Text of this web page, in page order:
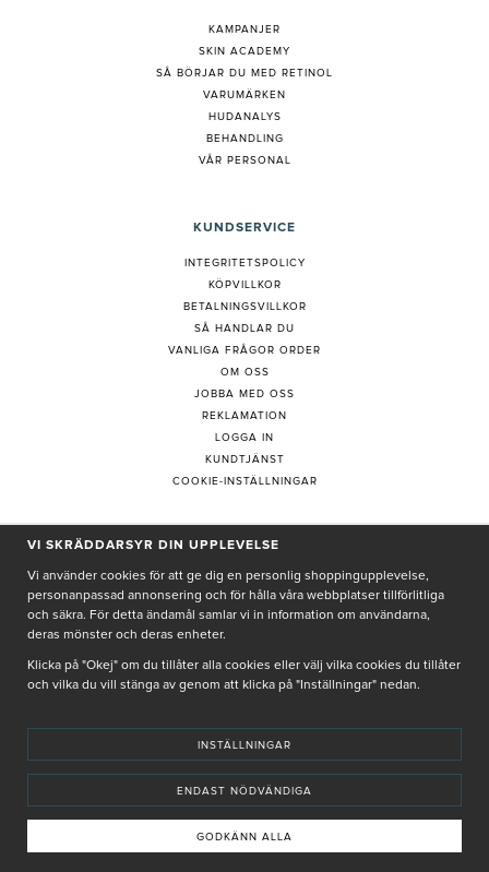
KAMPANJER
SKIN ACADEMY
SÅ BÖRJAR DU MED RETINOL
VARUMÄRKEN
HUDANALYS
BEHANDLING
VÅR PERSONAL
KUNDSERVICE
INTEGRITETSPOLICY
KÖPVILLKOR
BETALNINGSVILLKOR
SÅ HANDLAR DU
VANLIGA FRÅGOR ORDER
OM OSS
JOBBA MED OSS
REKLAMATION
LOGGA IN
KUNDTJÄNST
COOKIE-INSTÄLLNINGAR
PRENUMERERA PÅ NYHETSBREV
Genom att ge min e-post, accepterar jag Seth och Sallyintegritetspolicy
De uppgifter du matar in kommer endast användas till våra nyhetsbrev.
INNEHÅLLET OCH REKOMMENDATIONERNA PÅ DENNA SIDA ÄR FRAMTAGNA OCH GRANSKADE
AV VÅRA AUKTORISERADE HUDTERAPEUTER.
VI SKRÄDDARSYR DIN UPPLEVELSE
Vi använder cookies för att ge dig en personlig shoppingupplevelse,
personanpassad annonsering och för hålla våra webbplatser tillförlitliga
och säkra. För detta ändamål samlar vi in information om användarna,
deras mönster och deras enheter.
Klicka på "Okej" om du tillåter alla cookies eller välj vilka cookies du tillåter
och vilka du vill stänga av genom att klicka på "Inställningar" nedan.
INSTÄLLNINGAR
ENDAST NÖDVÄNDIGA
GODKÄNN ALLA